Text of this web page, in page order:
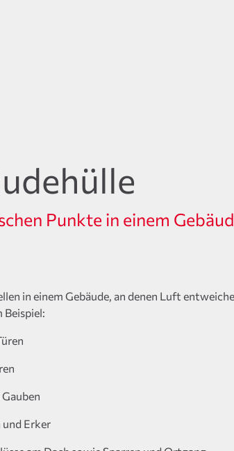
Punkte in einem
in einem Gebäude, an denen Luft
Beispiel:
Erker